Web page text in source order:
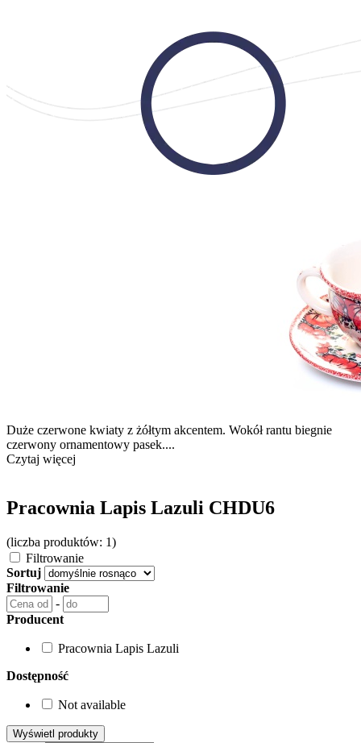
Duże czerwone kwiaty z żółtym akcentem. Wokół rantu biegnie
czerwony ornamentowy pasek....
Czytaj więcej
Pracownia Lapis Lazuli CHDU6
(liczba produktów: 1)
Filtrowanie
Sortuj
Filtrowanie
-
Producent
Pracownia Lapis Lazuli
Dostępność
Not available